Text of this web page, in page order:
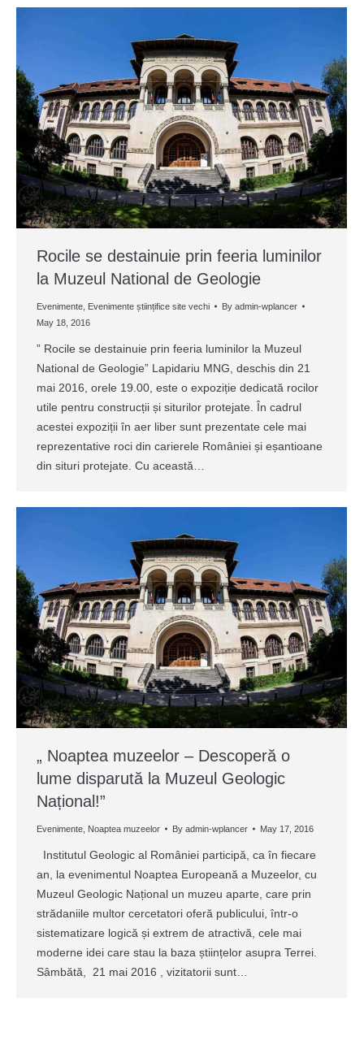
Rocile se destainuie prin feeria luminilor
la Muzeul National de Geologie
Evenimente Evenimente științifice site vechi By admin-wplancer
May 18, 2016
” Rocile se destainuie prin feeria luminilor la Muzeul
National de Geologie” Lapidariu MNG, deschis din 21
mai 2016, orele 19.00, este o expoziție dedicată rocilor
utile pentru construcții și siturilor protejate. În cadrul
acestei expoziții în aer liber sunt prezentate cele mai
reprezentative roci din carierele României și eșantioane
din situri protejate. Cu această…
„ Noaptea muzeelor – Descoperă o
lume disparută la Muzeul Geologic
Național!”
Evenimente Noaptea muzeelor By admin-wplancer May 17, 2016
Institutul Geologic al României participă, ca în fiecare
an, la evenimentul Noaptea Europeană a Muzeelor, cu
Muzeul Geologic Național un muzeu aparte, care prin
strădaniile multor cercetatori oferă publicului, într-o
sistematizare logică și extrem de atractivă, cele mai
moderne idei care stau la baza științelor asupra Terrei.
Sâmbătă, 21 mai 2016 , vizitatorii sunt…